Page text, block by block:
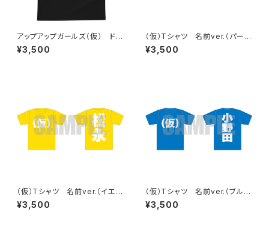
アップアップガールズ（仮） ドラ
イ（仮）Tシャツ
¥3,500
（仮）Tシャツ 名前ver.（パープ
ル）
¥3,500
（仮）Tシャツ 名前ver.（イエロ
ー）
¥3,500
（仮）Tシャツ 名前ver.（ブル
ー）
¥3,500